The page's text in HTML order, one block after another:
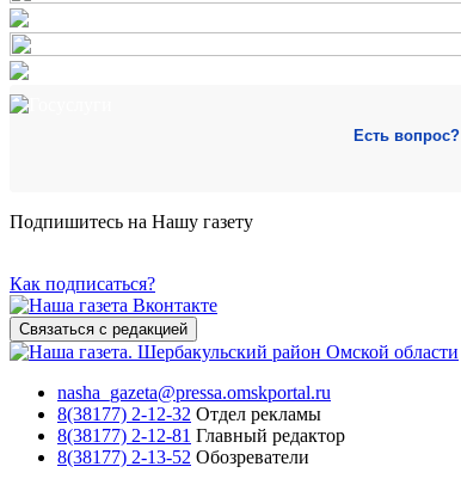
Есть вопрос?
Подпишитесь на Нашу газету
Как подписаться?
Связаться с редакцией
nasha_gazeta@pressa.omskportal.ru
8(38177) 2-12-32 Отдел рекламы
8(38177) 2-12-81 Главный редактор
8(38177) 2-13-52 Обозреватели